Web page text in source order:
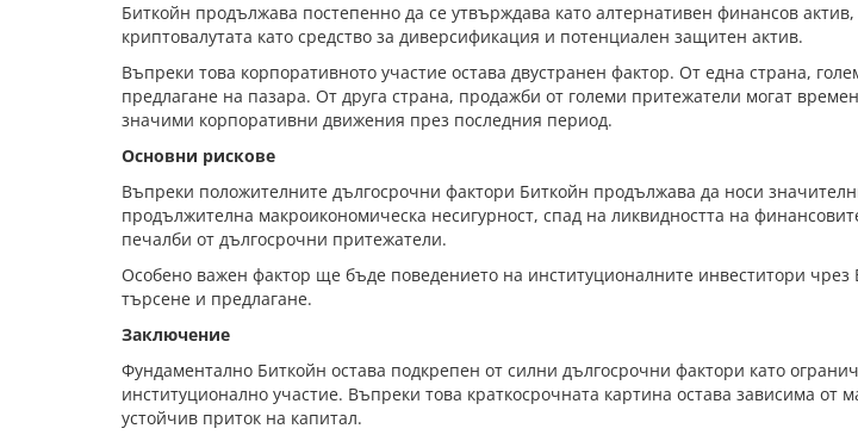
Биткойн продължава постепенно да се утвърждава като алтернативен финансов
криптовалутата като средство за диверсификация и потенциален защитен актив.
Въпреки това корпоративното участие остава двустранен фактор. От една страна,
предлагане на пазара. От друга страна, продажби от големи притежатели могат
значими корпоративни движения през последния период.
Основни рискове
Въпреки положителните дългосрочни фактори Биткойн продължава да носи
продължителна макроикономическа несигурност, спад на ликвидността на
печалби от дългосрочни притежатели.
Особено важен фактор ще бъде поведението на институционалните инвеститори чрез
търсене и предлагане.
Заключение
Фундаментално Биткойн остава подкрепен от силни дългосрочни фактори като
институционално участие. Въпреки това краткосрочната картина остава зависима от
устойчив приток на капитал.